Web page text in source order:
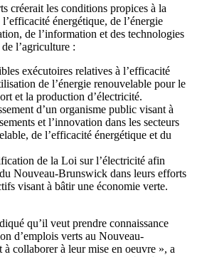
créerait les conditions propices à la
énergétique, de l’énergie
de l’information et des technologies
l’agriculture :
exécutoires relatives à l’efficacité
de l’énergie renouvelable pour le
et la production d’électricité.
d’un organisme public visant à
et l’innovation dans les secteurs
de l’efficacité énergétique et du
de la Loi sur l’électricité afin
Nouveau-Brunswick dans leurs efforts
visant à bâtir une économie verte.
qu’il veut prendre connaissance
d’emplois verts au Nouveau-
collaborer à leur mise en oeuvre », a